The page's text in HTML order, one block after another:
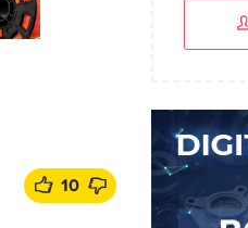
10